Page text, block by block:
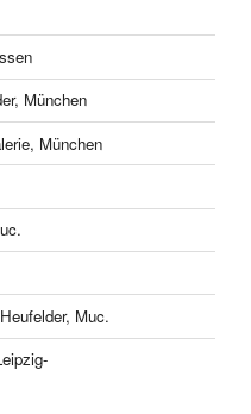
München
München
Muc.